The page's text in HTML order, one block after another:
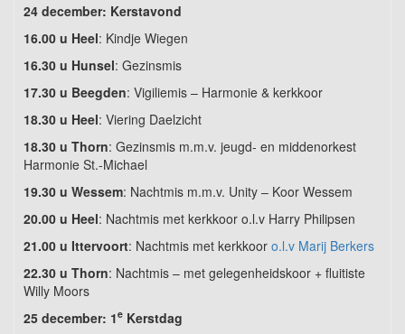
24 december: Kerstavond
16.00 u Heel: Kindje Wiegen
16.30 u Hunsel: Gezinsmis
17.30 u Beegden: Vigiliemis – Harmonie & kerkkoor
18.30 u Heel: Viering Daelzicht
18.30 u Thorn: Gezinsmis m.m.v. jeugd- en middenorkest
Harmonie St.-Michael
19.30 u Wessem: Nachtmis m.m.v. Unity – Koor Wessem
20.00 u Heel: Nachtmis met kerkkoor o.l.v Harry Philipsen
21.00 u Ittervoort: Nachtmis met kerkkoor o.l.v Marij Berkers
22.30 u Thorn: Nachtmis – met gelegenheidskoor + fluitiste
Willy Moors
25 december: 1e Kerstdag